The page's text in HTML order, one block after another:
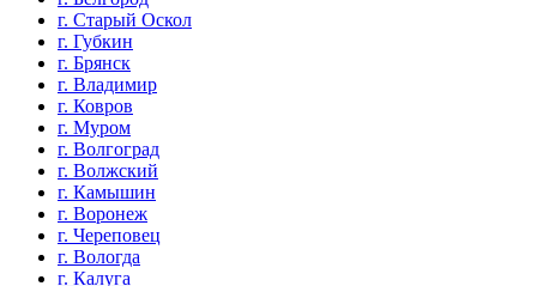
г. Старый Оскол
г. Губкин
г. Брянск
г. Владимир
г. Ковров
г. Муром
г. Волгоград
г. Волжский
г. Камышин
г. Воронеж
г. Череповец
г. Вологда
г. Калуга